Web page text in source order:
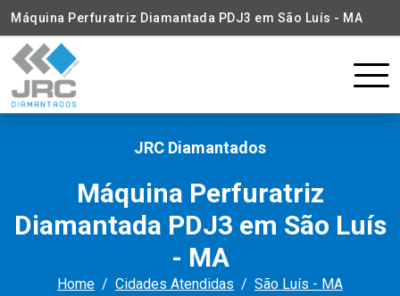
Máquina Perfuratriz Diamantada PDJ3 em São Luís - MA
JRC Diamantados
Máquina Perfuratriz
Diamantada PDJ3 em São Luís
- MA
Home Cidades Atendidas
São Luís - MA